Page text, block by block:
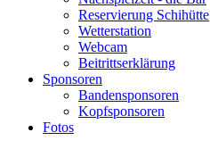
Reservierung Schihütte
Wetterstation
Webcam
Beitrittserklärung
Sponsoren
Bandensponsoren
Kopfsponsoren
Fotos